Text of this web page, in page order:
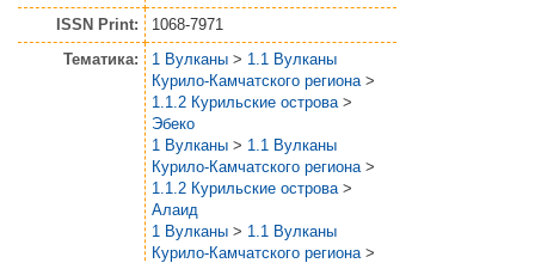
ISSN Print:
1068-7971
Тематика:
1 Вулканы > 1.1 Вулканы
Курило-Камчатского региона >
1.1.2 Курильские острова >
Эбеко
1 Вулканы > 1.1 Вулканы
Курило-Камчатского региона >
1.1.2 Курильские острова >
Алаид
1 Вулканы > 1.1 Вулканы
Курило-Камчатского региона >